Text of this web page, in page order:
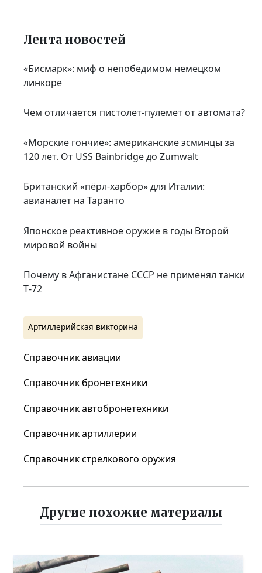
Лента новостей
«Бисмарк»: миф о непобедимом немецком
линкоре
Чем отличается пистолет-пулемет от автомата?
«Морские гончие»: американские эсминцы за
120 лет. От USS Bainbridge до Zumwalt
Британский «пёрл-харбор» для Италии:
авианалет на Таранто
Японское реактивное оружие в годы Второй
мировой войны
Почему в Афганистане СССР не применял танки
Т‑72
Артиллерийская викторина
Справочник авиации
Справочник бронетехники
Справочник автобронетехники
Справочник артиллерии
Справочник стрелкового оружия
Другие похожие материалы